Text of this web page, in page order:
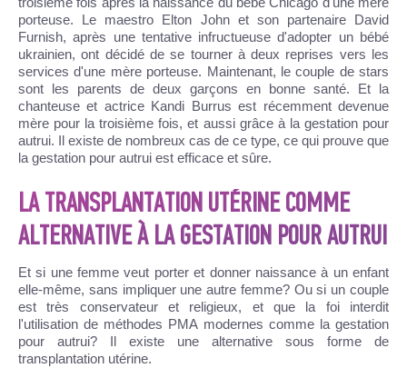
porteuse. Le maestro Elton John et son partenaire David
Furnish, après une tentative infructueuse d'adopter un bébé
ukrainien, ont décidé de se tourner à deux reprises vers les
services d'une mère porteuse. Maintenant, le couple de stars
sont les parents de deux garçons en bonne santé. Et la
chanteuse et actrice Kandi Burrus est récemment devenue
mère pour la troisième fois, et aussi grâce à la gestation pour
autrui. Il existe de nombreux cas de ce type, ce qui prouve que
la gestation pour autrui est efficace et sûre.
LA TRANSPLANTATION UTÉRINE COMME
ALTERNATIVE À LA GESTATION POUR AUTRUI
Et si une femme veut porter et donner naissance à un enfant
elle-même, sans impliquer une autre femme? Ou si un couple
est très conservateur et religieux, et que la foi interdit
l'utilisation de méthodes PMA modernes comme la gestation
pour autrui? Il existe une alternative sous forme de
transplantation utérine.